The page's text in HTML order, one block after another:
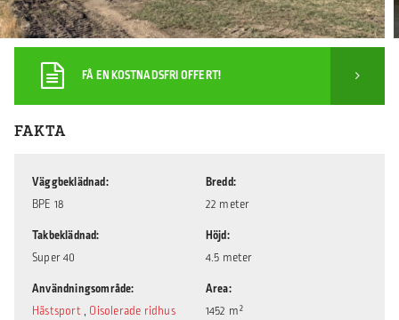
FÅ EN KOSTNADSFRI OFFERT!
FAKTA
Väggbeklädnad
BPE 18
Takbeklädnad
Super 40
Användningsområde
Hästsport , Oisolerade ridhus
Bredd
22 meter
Höjd
4.5 meter
Area
1452 m²